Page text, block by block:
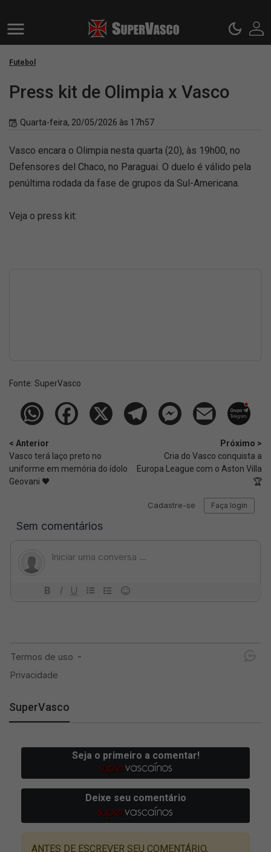
Futebol
Press kit de Olimpia x Vasco
Quarta-feira, 20/05/2026 às 17h57
Vasco encara o Olimpia nesta quarta (20), às 19h00, no
Defensores del Chaco, no Paraguai. O duelo é válido pela
penúltima rodada da fase de grupos da Sul-Americana.
Veja o press kit:
Fonte: SuperVasco‎‎‎‎‎‎
< Anterior
Vasco terá laço preto no
uniforme em memória do ídolo
Geovani 🖤
Próximo >
Cria do Vasco conquista a
Europa League com o Aston Villa
🏆
SuperVasco